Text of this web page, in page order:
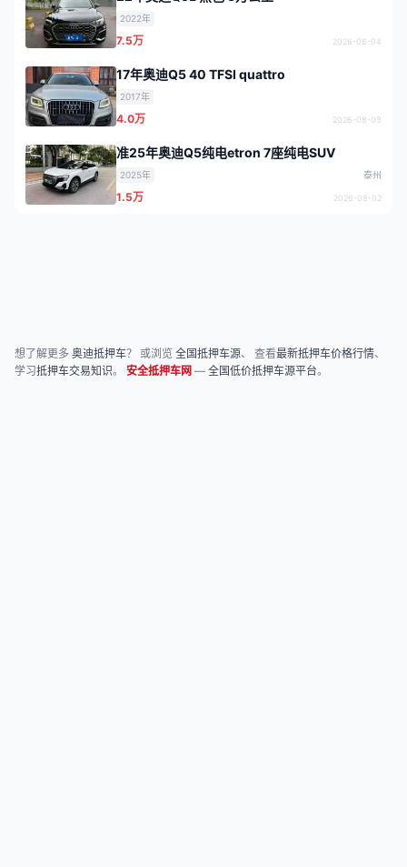
2022年
7.5万 2026-08-04
17年奥迪Q5 40 TFSI quattro
2017年
4.0万 2026-08-03
准25年奥迪Q5纯电etron 7座纯电SUV
2025年 泰州
1.5万 2026-08-02
想了解更多 奥迪抵押车？ 或浏览 全国抵押车源、 查看最新抵押车价格行情、
学习抵押车交易知识。 安全抵押车网 — 全国低价抵押车源平台。